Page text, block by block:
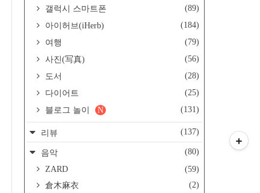
갤럭시 스마트폰
(89)
아이허브(iHerb)
(184)
여행
(79)
사진(写真)
(56)
도서
(28)
다이어트
(25)
블로그 놀이
(131)
N
리뷰 (137)
음악
(80)
ZARD
(59)
倉木麻衣
(2)